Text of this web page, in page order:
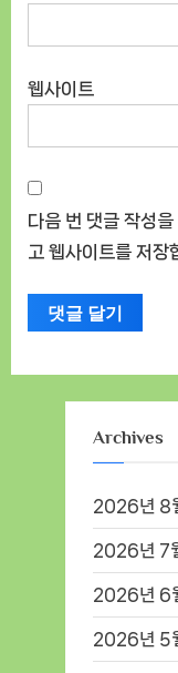
웹사이트
다음 번 댓글 작성
고 웹사이트를 저장
Archives
2026년 8
2026년 7
2026년 6
2026년 5